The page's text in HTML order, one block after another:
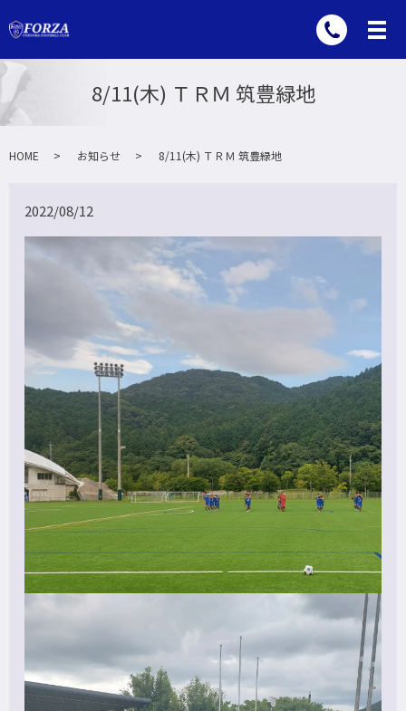
8/11(木) ＴＲＭ 筑豊緑地
HOME お知らせ 8/11(木) ＴＲＭ 筑豊緑地
2022/08/12